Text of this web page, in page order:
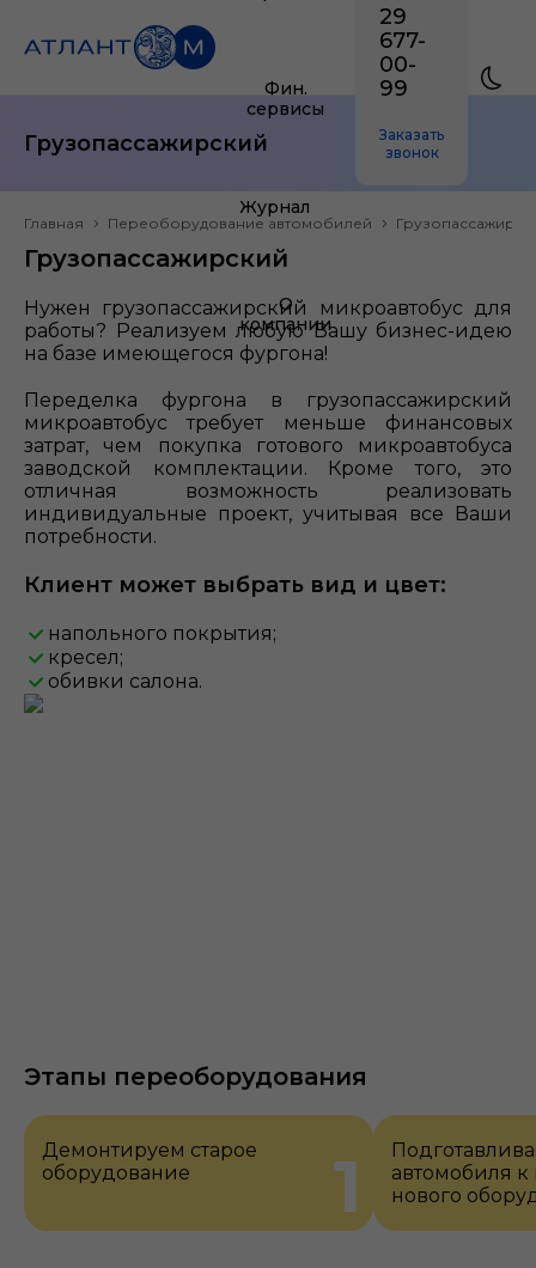
Фин.
сервисы
Журнал
О
компании
29
677-
00-
99
Заказать
звонок
Грузопассажирский
Главная Переоборудование автомобилей
Грузопассажирский
Нужен грузопассажирский микроавтобус для
работы? Реализуем любую Вашу бизнес-идею
на базе имеющегося фургона!
Переделка фургона в грузопассажирский
микроавтобус требует меньше финансовых
затрат, чем покупка готового микроавтобуса
заводской комплектации. Кроме того, это
отличная возможность реализовать
индивидуальные проект, учитывая все Ваши
потребности.
Клиент может выбрать вид и цвет:
напольного покрытия;
кресел;
обивки салона.
Этапы переоборудования
1
Демонтируем старое
оборудование
автомобиля к
нового